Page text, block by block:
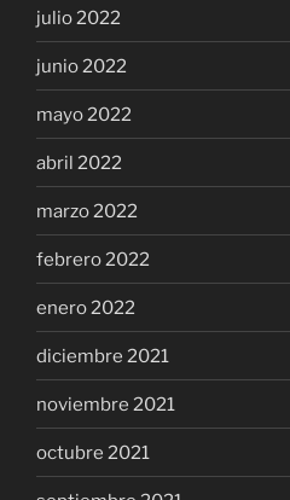
julio 2022
junio 2022
mayo 2022
abril 2022
marzo 2022
febrero 2022
enero 2022
diciembre 2021
noviembre 2021
octubre 2021